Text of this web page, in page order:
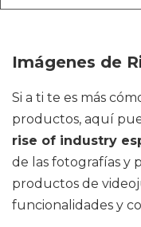
Imágenes de
Si a ti te es más
productos, aquí
rise of industry
de las fotografías y
productos de
funcionalidades y